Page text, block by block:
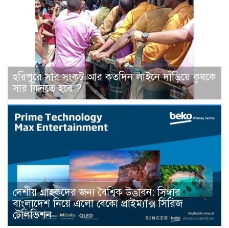
হরিপুরে সার সংকট আর কতদিন লাইনে দাঁড়িয়ে কৃষকে
সার কিনতে হবে ?
দেশীয় গ্রাহকদের জন্য বৈশ্বিক উদ্ভাবন: সিঙ্গার
বাংলাদেশ নিয়ে এলো বেকো প্রাইম্যাক্স সিরিজ
টেলিভিশন